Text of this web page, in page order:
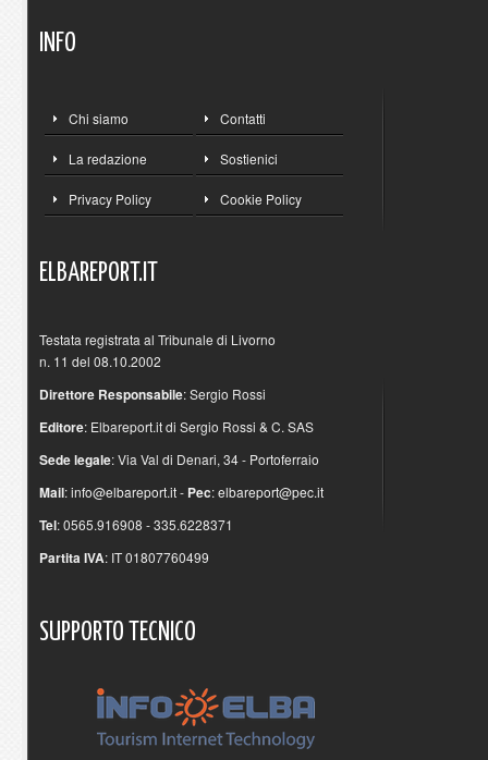
INFO
Chi siamo Contatti
La redazione Sostienici
Privacy Policy Cookie Policy
ELBAREPORT.IT
Testata registrata al Tribunale di Livorno
n. 11 del 08.10.2002
Direttore Responsabile: Sergio Rossi
Editore: Elbareport.it di Sergio Rossi & C. SAS
Sede legale: Via Val di Denari, 34 - Portoferraio
Mail:info@elbareport.it- Pec:elbareport@pec.it
Tel: 0565.916908 - 335.6228371
Partita IVA: IT 01807760499
SUPPORTO TECNICO